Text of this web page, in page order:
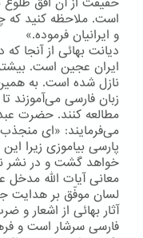
است. ملاحظه کنید که
و ایرانیان فرموده.»
دیانت بهائی از آنجا
ایران عجین است. بیشتر
نازل شده است. به همین
زبان فارسی می‌آموزند تا
مطالعه كنند. حضرت
می‌فرمایند: «ای
پارسی بیاموزی زیرا
خواهد گشت و در نشر
معانی آیات الله مدخل
لسان موفّق بر هدایت
آثار بهائی از اشعار و
فارسی سرشار است و